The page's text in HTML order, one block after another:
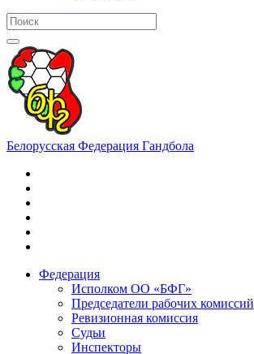
Белорусская Федерация Гандбола
Федерация
Исполком ОО «БФГ»
Председатели рабочих комиссий
Ревизионная комиссия
Судьи
Инспекторы